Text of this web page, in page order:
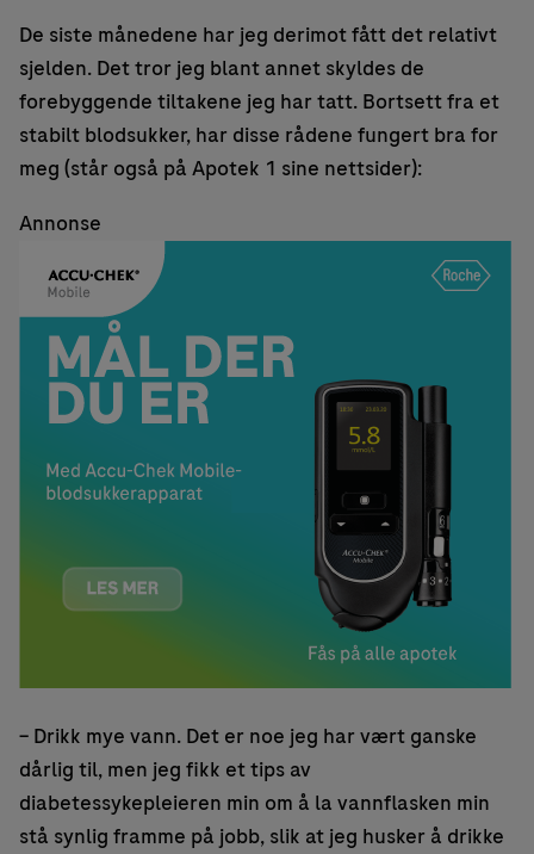
De siste månedene har jeg derimot fått det relativt
sjelden. Det tror jeg blant annet skyldes de
forebyggende tiltakene jeg har tatt. Bortsett fra et
stabilt blodsukker, har disse rådene fungert bra for
meg (står også på Apotek 1 sine nettsider):
Annonse
– Drikk mye vann. Det er noe jeg har vært ganske
dårlig til, men jeg fikk et tips av
diabetessykepleieren min om å la vannflasken min
stå synlig framme på jobb, slik at jeg husker å drikke